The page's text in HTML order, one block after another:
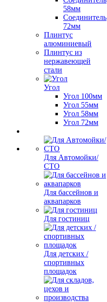
58мм
Соединитель
72мм
Плинтус
алюминиевый
Плинтус из
нержавеющей
стали
Угол
Угол 100мм
Угол 55мм
Угол 58мм
Угол 72мм
Для Автомойки/
СТО
Для бассейнов и
аквапарков
Для гостиниц
Для детских /
спортивных
площадок